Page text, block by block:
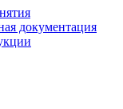
документация